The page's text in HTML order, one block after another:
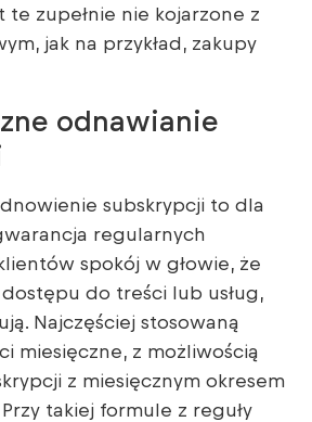
te zupełnie nie kojarzone z
jak na przykład, zakupy
odnawianie
subskrypcji to dla
regularnych
spokój w głowie, że
do treści lub usług,
Najczęściej stosowaną
miesięczne, z możliwością
z miesięcznym okresem
takiej formule z reguły